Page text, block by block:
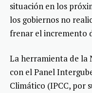
situación en los
los gobiernos no
frenar el incremento
La herramienta de la
con el Panel
Climático (IPCC, por